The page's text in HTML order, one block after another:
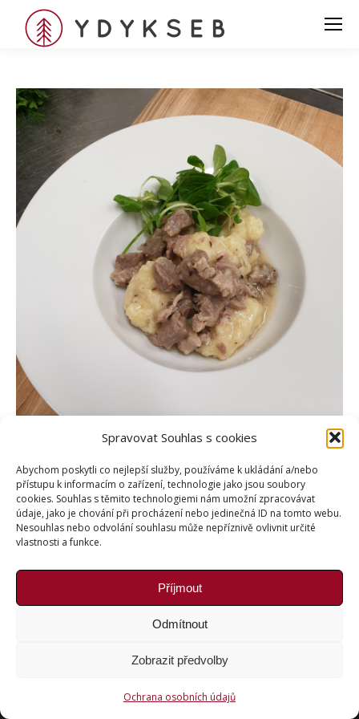
Spravovat Souhlas s cookies
Abychom poskytli co nejlepší služby, používáme k ukládání a/nebo
přístupu k informacím o zařízení, technologie jako jsou soubory
cookies. Souhlas s těmito technologiemi nám umožní zpracovávat
údaje, jako je chování při procházení nebo jedinečná ID na tomto webu.
Nesouhlas nebo odvolání souhlasu může nepříznivě ovlivnit určité
vlastnosti a funkce.
Příjmout
Odmítnout
Zobrazit předvolby
Ochrana osobních údajů
Copyright © Weiron Dynamics, s.r.o. |
stránekaSEO